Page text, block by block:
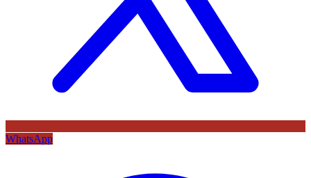
WhatsApp